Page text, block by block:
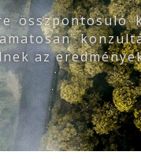
az